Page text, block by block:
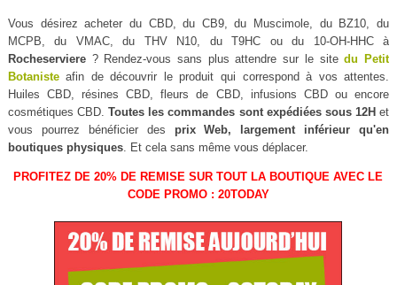
Vous désirez acheter du CBD, du CB9, du Muscimole, du BZ10, du
MCPB, du VMAC, du THV N10, du T9HC ou du 10-OH-HHC à
Rocheserviere? Rendez-vous sans plus attendre sur le sitedu Petit
Botanisteafin de découvrir le produit qui correspond à vos attentes.
Huiles CBD, résines CBD, fleurs de CBD, infusions CBD ou encore
cosmétiques CBD.Toutes les commandes sont expédiées sous 12H et
vous pourrez bénéficier des prix Web, largement inférieur qu'en
boutiques physiques. Et cela sans même vous déplacer.
PROFITEZ DE 20% DE REMISE SUR TOUT LA BOUTIQUE AVEC LE
CODE PROMO : 20TODAY